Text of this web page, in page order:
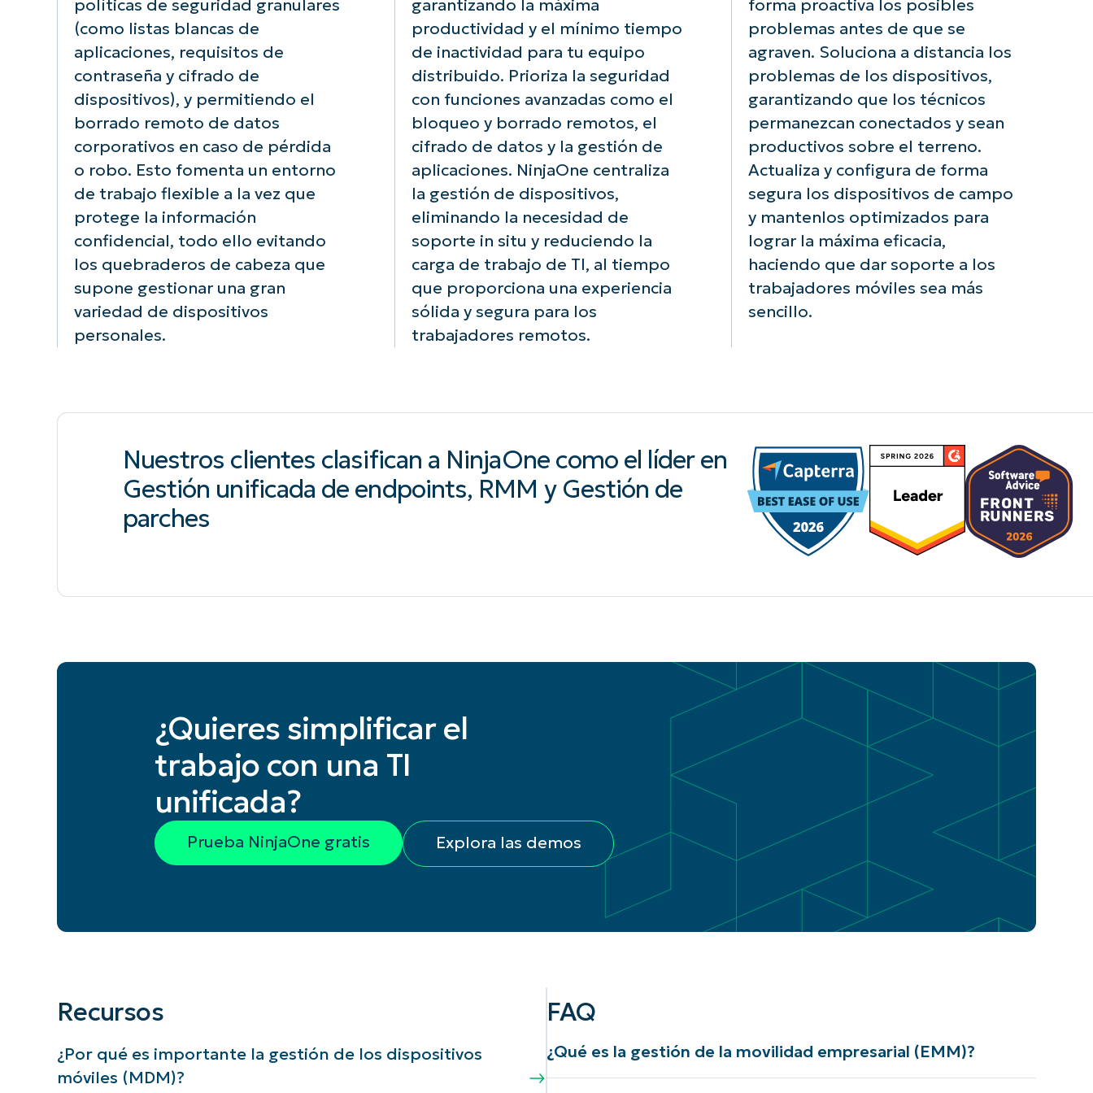
simplifica la
administración
de TI y mejora la
visibilidad en
toda la empresa.
ayudan a
datos
de la empresa
de pérdida o
robo de los
dispositivos.
acceso a las
últimas
versiones y
parches de
software,
vulnerabilidades.
garantiza que
todos los
dispositivos se
adhieren a las
normas
requeridas,
mitigando los
riesgos de
cumplimiento.
inactividad y
mejora la
productividad
de los usuarios al
proporcionarles
una asistencia a
tiempo sin
necesidad de
acceder
físicamente al
dispositivo.
coherente de
las políticas,
mejorando la
seguridad
general y la
eficacia
operativa.
políticas de seguridad granulares
(como listas blancas de
aplicaciones, requisitos de
contraseña y cifrado de
dispositivos), y permitiendo el
borrado remoto de datos
corporativos en caso de pérdida
o robo. Esto fomenta un entorno
de trabajo flexible a la vez que
protege la información
confidencial, todo ello evitando
los quebraderos de cabeza que
supone gestionar una gran
variedad de dispositivos
personales.
garantizando la máxima
productividad y el mínimo tiempo
de inactividad para tu equipo
distribuido. Prioriza la seguridad
con funciones avanzadas como el
bloqueo y borrado remotos, el
cifrado de datos y la gestión de
aplicaciones. NinjaOne centraliza
la gestión de dispositivos,
eliminando la necesidad de
soporte in situ y reduciendo la
carga de trabajo de TI, al tiempo
que proporciona una experiencia
sólida y segura para los
trabajadores remotos.
forma proactiva los posibles
problemas antes de que se
agraven. Soluciona a distancia los
problemas de los dispositivos,
garantizando que los técnicos
permanezcan conectados y sean
productivos sobre el terreno.
Actualiza y configura de forma
segura los dispositivos de campo
y mantenlos optimizados para
lograr la máxima eficacia,
haciendo que dar soporte a los
trabajadores móviles sea más
sencillo.
Nuestros clientes clasifican a NinjaOne como el líder en
Gestión unificada de endpoints, RMM y Gestión de
parches
¿Quieres simplificar el
trabajo con una TI
unificada?
Prueba NinjaOne gratis Explora las demos
Recursos
¿Por qué es importante la gestión de los dispositivos
móviles (MDM)?
FAQ
¿Qué es la gestión de la movilidad empresarial (EMM)?